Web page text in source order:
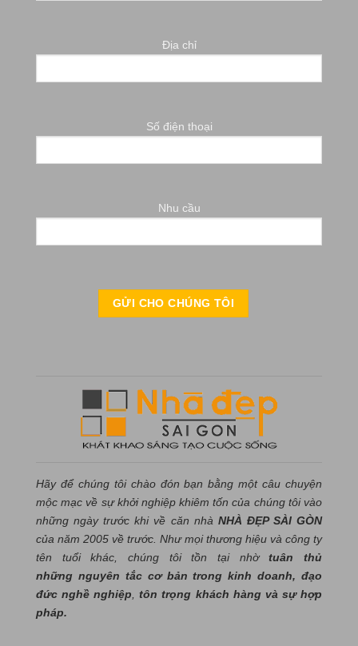
Địa chỉ
Số điện thoại
Nhu cầu
Hãy để chúng tôi chào đón bạn bằng một câu chuyện
mộc mạc về sự khởi nghiệp khiêm tốn của chúng tôi vào
những ngày trước khi về căn nhà NHÀ ĐẸP SÀI GÒN
của năm 2005 về trước. Như mọi thương hiệu và công ty
tên tuổi khác, chúng tôi tồn tại nhờtuân thủ
những nguyên tắc cơ bản trong kinh doanh, đạo
đức nghề nghiệp ,tôn trọng khách hàng và sự hợp
pháp.